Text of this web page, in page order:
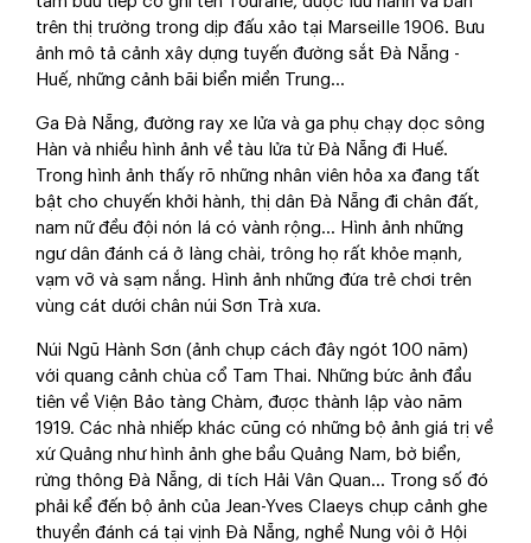
trên thị trường trong dịp đấu xảo tại Marseille 1906. Bưu
ảnh mô tả cảnh xây dựng tuyến đường sắt Đà Nẵng -
Huế, những cảnh bãi biển miền Trung...
Ga Đà Nẵng, đường ray xe lửa và ga phụ chạy dọc sông
Hàn và nhiều hình ảnh về tàu lửa từ Đà Nẵng đi Huế.
Trong hình ảnh thấy rõ những nhân viên hỏa xa đang tất
bật cho chuyến khởi hành, thị dân Đà Nẵng đi chân đất,
nam nữ đều đội nón lá có vành rộng... Hình ảnh những
ngư dân đánh cá ở làng chài, trông họ rất khỏe mạnh,
vạm vỡ và sạm nắng. Hình ảnh những đứa trẻ chơi trên
vùng cát dưới chân núi Sơn Trà xưa.
Núi Ngũ Hành Sơn (ảnh chụp cách đây ngót 100 năm)
với quang cảnh chùa cổ Tam Thai. Những bức ảnh đầu
tiên về Viện Bảo tàng Chàm, được thành lập vào năm
1919. Các nhà nhiếp khác cũng có những bộ ảnh giá trị về
xứ Quảng như hình ảnh ghe bầu Quảng Nam, bờ biển,
rừng thông Đà Nẵng, di tích Hải Vân Quan... Trong số đó
phải kể đến bộ ảnh của Jean-Yves Claeys chụp cảnh ghe
thuyền đánh cá tại vịnh Đà Nẵng, nghề Nung vôi ở Hội